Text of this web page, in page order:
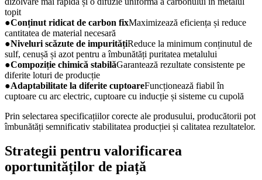
topit
●Conținut ridicat de carbon fixMaximizează eficiența și reduce
cantitatea de material necesară
●Niveluri scăzute de impuritățiReduce la minimum conținutul de
sulf, cenușă și azot pentru a îmbunătăți puritatea metalului
●Compoziție chimică stabilăGarantează rezultate consistente pe
diferite loturi de producție
●Adaptabilitate la diferite cuptoareFuncționează fiabil în
cuptoare cu arc electric, cuptoare cu inducție și sisteme cu cupolă
Prin selectarea specificațiilor corecte ale produsului, producătorii pot
îmbunătăți semnificativ stabilitatea producției și calitatea rezultatelor.
Strategii pentru valorificarea
oportunităților de piață